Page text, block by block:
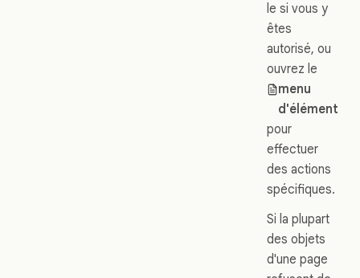
le si vous y
êtes
autorisé, ou
ouvrez le
menu
d'élément
pour
effectuer
des actions
spécifiques.
Si la plupart
des objets
d'une page